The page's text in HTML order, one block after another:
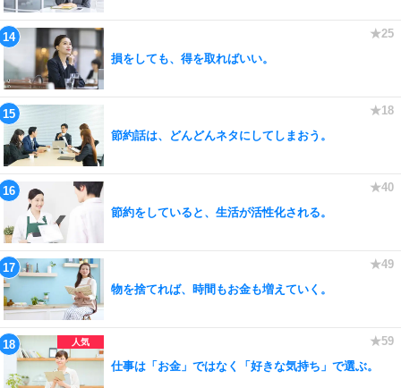
損をしても、得を取ればいい。
節約話は、どんどんネタにしてしまおう。
節約をしていると、生活が活性化される。
物を捨てれば、時間もお金も増えていく。
仕事は「お金」ではなく「好きな気持ち」で選ぶ。